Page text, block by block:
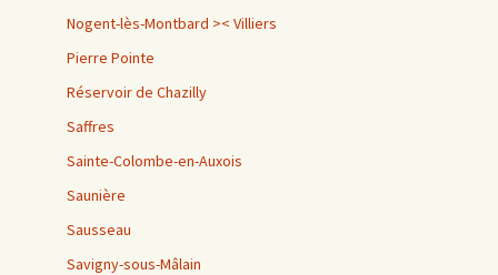
Nogent-lès-Montbard >< Villiers
Pierre Pointe
Réservoir de Chazilly
Saffres
Sainte-Colombe-en-Auxois
Saunière
Sausseau
Savigny-sous-Mâlain